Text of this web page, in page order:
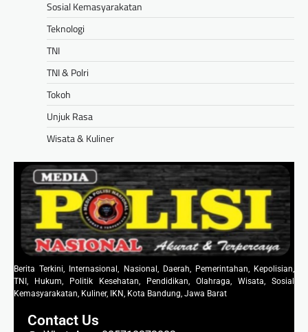
Sosial Kemasyarakatan
Teknologi
TNI
TNI & Polri
Tokoh
Unjuk Rasa
Wisata & Kuliner
Berita Terkini, Internasional, Nasional, Daerah, Pemerintahan, Kepolisian,
TNI, Hukum, Politik Kesehatan, Pendidikan, Olahraga, Wisata, Sosial
Kemasyarakatan, Kuliner, IKN, Kota Bandung, Jawa Barat
Contact Us